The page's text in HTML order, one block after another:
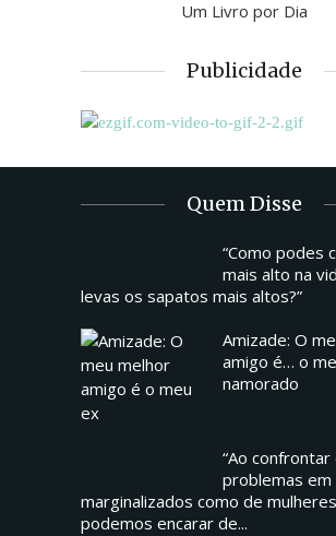
Um Livro por Dia
Publicidade
Quem Disse
“Como podes
mais alto na
levas os sapatos mais altos?”
Amizade: O
amigo é… o
namorado
“Ao confrontar
problemas
marginalizados como de
podemos encarar de...